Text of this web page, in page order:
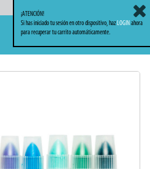
Markers
¡ATENCIÓN!
Si has iniciado tu sesión en otro dispositivo, hazLOGINahora
para recuperar tu carrito automáticamente.